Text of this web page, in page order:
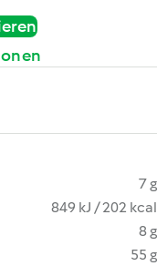
7 g
849 kJ / 202 kcal
8 g
55 g